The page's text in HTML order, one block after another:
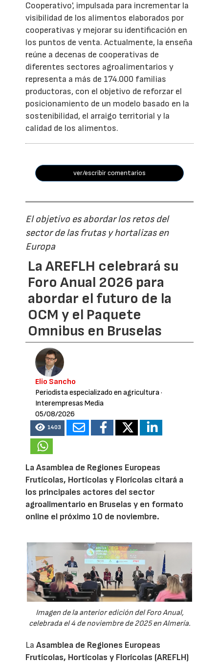
Cooperativo', impulsada para incrementar la
visibilidad de los alimentos elaborados por
cooperativas y mejorar su identificación en
los puntos de venta. Actualmente, la enseña
reúne a decenas de cooperativas de
diferentes sectores agroalimentarios y
representa a más de 174.000 familias
productoras, con el objetivo de reforzar el
posicionamiento de un modelo basado en la
sostenibilidad, el arraigo territorial y la
calidad de los alimentos.
ver/escribir comentarios
El objetivo es abordar los retos del
sector de las frutas y hortalizas en
Europa
La AREFLH celebrará su
Foro Anual 2026 para
abordar el futuro de la
OCM y el Paquete
Omnibus en Bruselas
Elio Sancho
Periodista especializado en agricultura·
Interempresas Media
05/08/2026
1403
La Asamblea de Regiones Europeas
Frutícolas, Hortícolas y Florícolas citará a
los principales actores del sector
agroalimentario en Bruselas y en formato
online el próximo 10 de noviembre.
Imagen de la anterior edición del Foro Anual,
celebrada el 4 de noviembre de 2025 en Almería.
LaAsamblea de Regiones Europeas
Frutícolas, Hortícolas y Florícolas (AREFLH)